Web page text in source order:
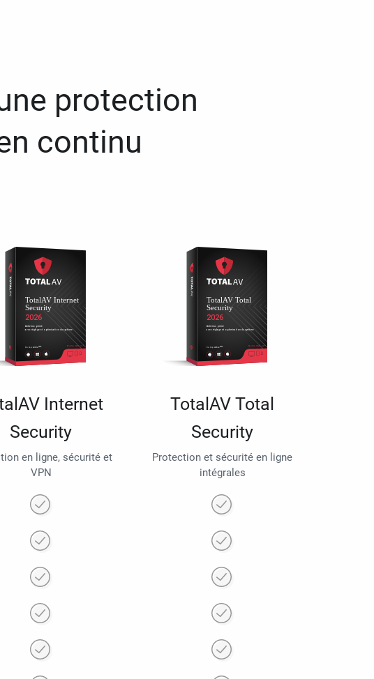
protection
continu
Internet
Security
en ligne, sécurité et
VPN
TotalAV Total
Security
Protection et sécurité en ligne
intégrales